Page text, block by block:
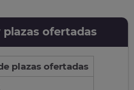
ofertadas
plazas ofertadas